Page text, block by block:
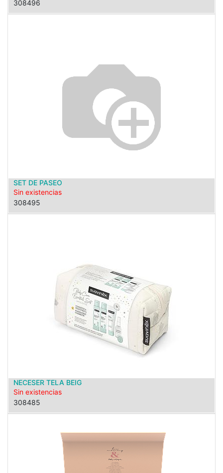
308496
SET DE PASEO
Sin existencias
308495
NECESER TELA BEIG
Sin existencias
308485